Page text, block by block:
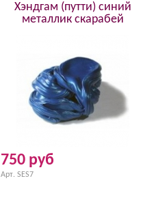
Хэндгам (путти) синий
металлик скарабей
750 руб
Арт. SES7